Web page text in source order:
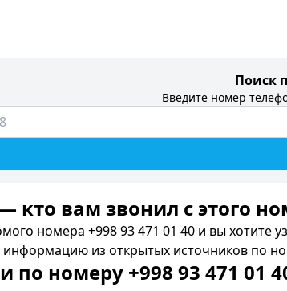
Поиск
Введите номер
кто вам звонил c этого
номера +998 93 471 01 40 и вы хотите
из открытых источников по
номеру +998 93 471 01